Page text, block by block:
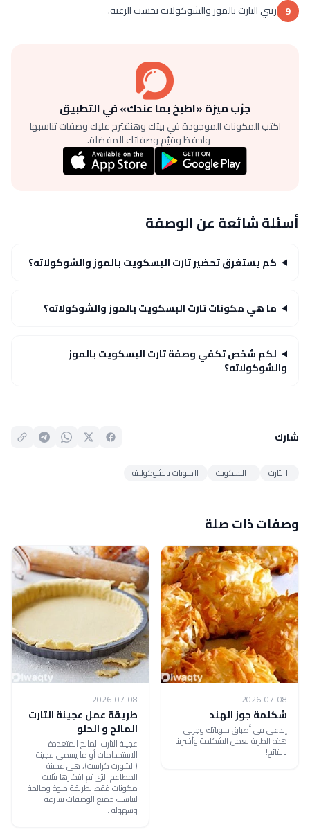
9 زيني التارت بالموز والشوكولاتة بحسب الرغبة.
جرّب ميزة «اطبخ بما عندك» في التطبيق
اكتب المكونات الموجودة في بيتك وهنقترح عليك وصفات تناسبها
— واحفظ وقيّم وصفاتك المفضلة.
أسئلة شائعة عن الوصفة
كم يستغرق تحضير تارت البسكويت بالموز والشوكولاته؟
ما هي مكونات تارت البسكويت بالموز والشوكولاته؟
لكم شخص تكفي وصفة تارت البسكويت بالموز
والشوكولاته؟
شارك
#التارت #البسكويت #حلويات بالشوكولاته
وصفات ذات صلة
2026-07-08
شكلمة جوز الهند
إبدعي في أطباق حلوياتكِ وجربي
هذه الطرية لعمل الشكلمة وأخبرينا
بالنتائج!
2026-07-08
طريقة عمل عجينة التارت
المالح و الحلو
عجينة التارت المالح المتعددة
الاستخدامات أو ما يسمى عجينة
(الشورت كراست)، هي عجينة
المطاعم التي تم ابتكارها بثلاث
مكونات فقط بطريقة حلوة ومالحة
لتناسب جميع الوصفات بسرعة
وسهولة .